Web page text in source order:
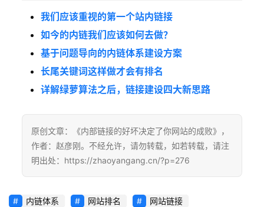
我们应该重视的第一个站内链接
如今的内链我们应该如何去做？
基于问题导向的内链体系建设方案
长尾关键词这样做才会有排名
详解绿萝算法之后，链接建设四大新思路
原创文章：《内部链接的好坏决定了你网站的成败》，
作者：赵彦刚。不经允许，请勿转载，如若转载，请注
明出处：https://zhaoyangang.cn/?p=276
内链体系 网站排名 网站链接